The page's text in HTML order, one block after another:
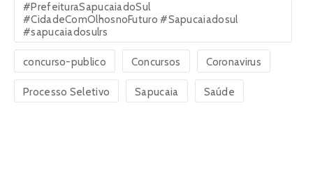
#PrefeituraSapucaiadoSul
#CidadeComOlhosnoFuturo #Sapucaiadosul
#sapucaiadosulrs
concurso-publico Concursos Coronavirus
Processo Seletivo Sapucaia Saúde